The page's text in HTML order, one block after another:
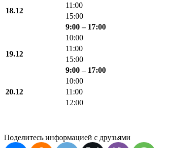
18.12
11:00
15:00
9:00 – 17:00
19.12
10:00
11:00
15:00
9:00 – 17:00
20.12
10:00
11:00
12:00
Поделитесь информацией с друзьями